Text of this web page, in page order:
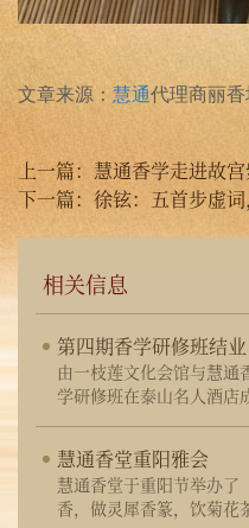
文章来源： 慧通代理商丽香
上一篇： 慧通香学走进故
下一篇： 徐铉：五首步虚
相关信息
第四期香学研修班结业
由一枝莲文化会馆与慧通
学研修班在泰山名人酒店
慧通香堂重阳雅会
慧通香堂于重阳节举办
香，做灵犀香篆，饮菊花